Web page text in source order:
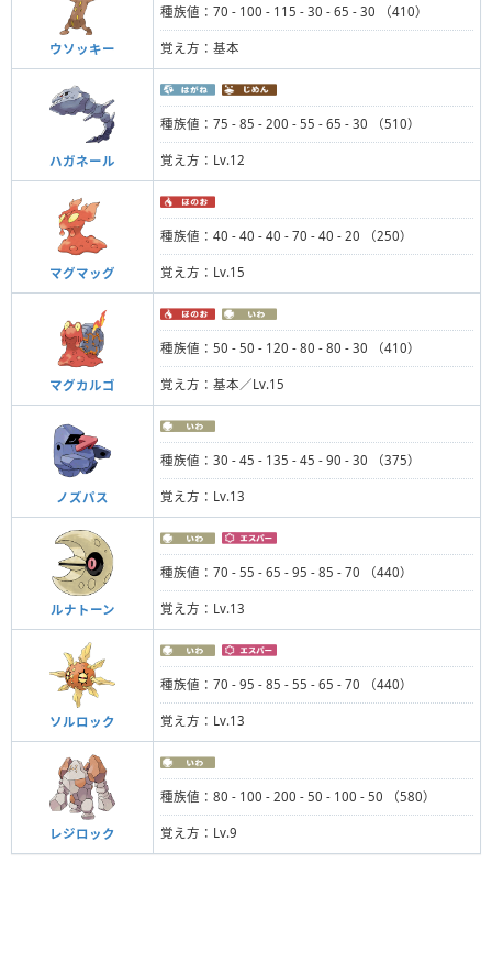
ウソッキー
種族値：70 - 100 - 115 - 30 - 65 - 30 （410）
覚え方：基本
ハガネール
種族値：75 - 85 - 200 - 55 - 65 - 30 （510）
覚え方：Lv.12
マグマッグ
種族値：40 - 40 - 40 - 70 - 40 - 20 （250）
覚え方：Lv.15
マグカルゴ
種族値：50 - 50 - 120 - 80 - 80 - 30 （410）
覚え方：基本／Lv.15
ノズパス
種族値：30 - 45 - 135 - 45 - 90 - 30 （375）
覚え方：Lv.13
ルナトーン
種族値：70 - 55 - 65 - 95 - 85 - 70 （440）
覚え方：Lv.13
ソルロック
種族値：70 - 95 - 85 - 55 - 65 - 70 （440）
覚え方：Lv.13
レジロック
種族値：80 - 100 - 200 - 50 - 100 - 50 （580）
覚え方：Lv.9